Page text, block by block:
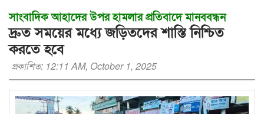
সাংবাদিক আহাদের উপর হামলার প্রতিবাদে মানববন্ধন
দ্রুত সময়ের মধ্যে জড়িতদের শাস্তি নিশ্চিত
করতে হবে
প্রকাশিত: 12:11 AM, October 1, 2025